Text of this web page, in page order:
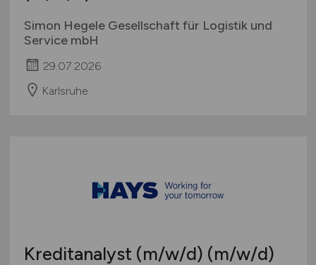
Simon Hegele Gesellschaft für Logistik und
Service mbH
29.07.2026
Karlsruhe
Kreditanalyst (m/w/d) (m/w/d)